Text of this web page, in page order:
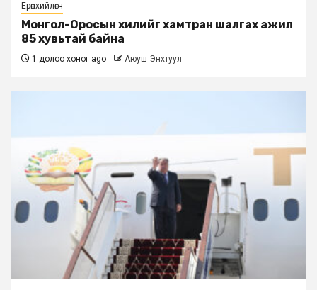
Ерөнхийлөгч
Монгол-Оросын хилийг хамтран шалгах ажил
85 хувьтай байна
1 долоо хоног ago Аюуш Энхтуул